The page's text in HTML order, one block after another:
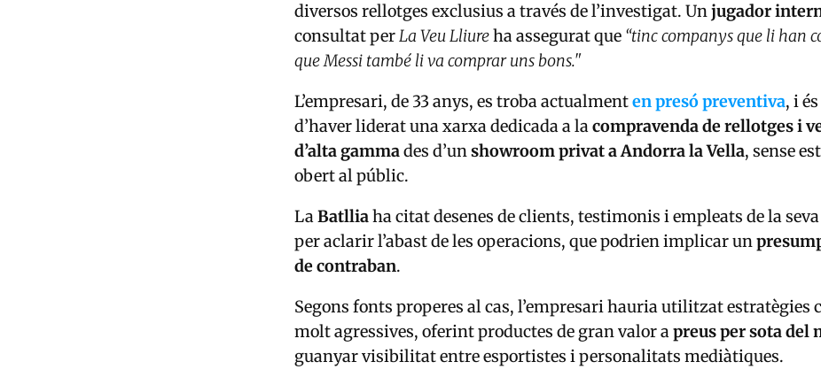
diversos rellotges exclusius a través de l’investigat. Unjugador
consultat perLa Veu Lliureha assegurat que “tinc companys que li han
que Messi també li va comprar uns bons."
L’empresari, de 33 anys, es troba actualmenten presó preventiva, i
d’haver liderat una xarxa dedicada a lacompravenda de rellotges i
d’alta gammades d’unshowroom privat a Andorra la Vella, sense
obert al públic.
LaBatlliaha citat desenes de clients, testimonis i empleats de la
per aclarir l’abast de les operacions, que podrien implicar un
de contraban.
Segons fonts properes al cas, l’empresari hauria utilitzat estratègies
molt agressives, oferint productes de gran valor apreus per sota del
guanyar visibilitat entre esportistes i personalitats mediàtiques.